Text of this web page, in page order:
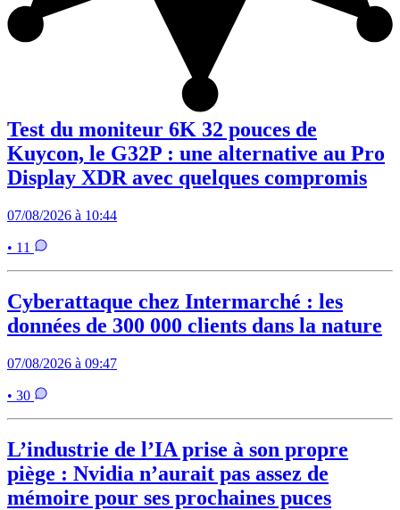
Test du moniteur 6K 32 pouces de
Kuycon, le G32P : une alternative au Pro
Display XDR avec quelques compromis
07/08/2026 à 10:44
• 11
Cyberattaque chez Intermarché : les
données de 300 000 clients dans la nature
07/08/2026 à 09:47
• 30
L’industrie de l’IA prise à son propre
piège : Nvidia n’aurait pas assez de
mémoire pour ses prochaines puces